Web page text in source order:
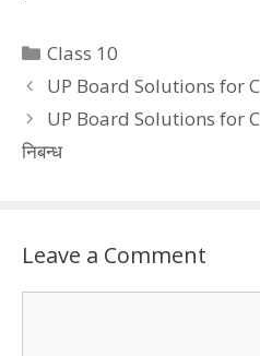
Categories
Class 10
UP Board Solutions for
UP Board Solutions for
निबन्ध
Leave a Comment